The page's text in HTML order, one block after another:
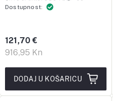
Dostupnost:
916,95 Kn
121,70 €
DODAJ U KOŠARICU